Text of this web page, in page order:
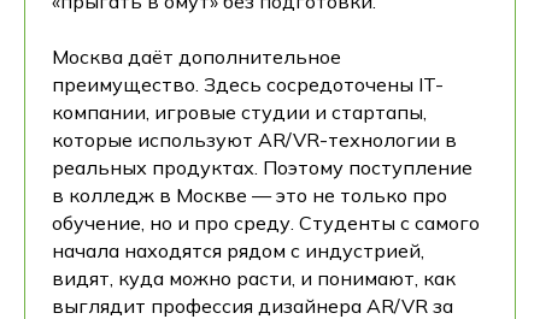
Москва даёт дополнительное
преимущество. Здесь сосредоточены IT-
компании, игровые студии и стартапы,
которые используют AR/VR-технологии в
реальных продуктах. Поэтому поступление
в колледж в Москве — это не только про
обучение, но и про среду. Студенты с самого
начала находятся рядом с индустрией,
видят, куда можно расти, и понимают, как
выглядит профессия дизайнера AR/VR за